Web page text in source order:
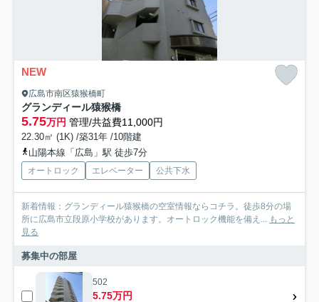
NEW
広島市南区猿猴橋町
グランディール猿猴橋
5.75万円 管理/共益費11,000円
22.30㎡ (1K) /築31年 /10階建
山陽本線「広島」駅 徒歩7分
オートロック エレベーター 公共下水
新着情報：グランディール猿猴橋の空室情報ならコチラ。徒歩8分の場
所に広島市立段原小学校があります。オートロック機能を備え... もっと
見る
募集中の部屋
502
5.75万円